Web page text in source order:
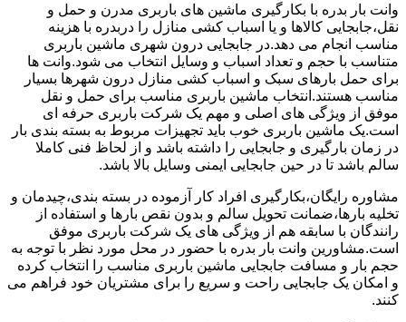
وانت بار بدره با بکارگیری ماشین های باربری مدرن و حمل و
نقل،جابجایی کالاها و یا اسباب کشی منازل را دربدره با هزینه
مناسب انجام می دهد.در جابجایی درون شهری ماشین باربری
متناسب با حجم و تعداد اسباب و وسایل انتخاب می شود.وانت ها
برای حمل بارهای سبک و اسباب کشی منازل درون شهرها بسیار
مناسب هستند.انتخاب ماشین باربری مناسب برای حمل و نقل
موفق از ویژگی های اصلی و مهم یک شرکت باربری حرفه ای
است.یک ماشین باربری خوب باید تجهیزات مربوط به بسته بندی بار
در زمان بارگیری و جابجایی را داشته باشد و از لحاظ فنی کاملا
سالم باشد تا در حین جابجایی ایمنی وسایل بالا باشد.
مشاوره رایگان،بکارگیری افراد کار آزموده در بسته بندی،چیدمان و
تخلیه بارها،ضمانت تحویل سالم و بدون نقص بارها و استفاده از
رانندگان با سابقه هم از ویژگی های یک شرکت باربری موفق
است.مشاورین وانت بار بدره با حضور در محل مورد نظر با توجه به
حجم بار و مسافت جابجایی ماشین باربری مناسب را انتخاب کرده
و امکان یک جابجایی راحت و سریع را برای مشتریان خود فراهم می
کنند.